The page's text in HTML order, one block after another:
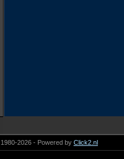
2026 - Powered by Click2.nl